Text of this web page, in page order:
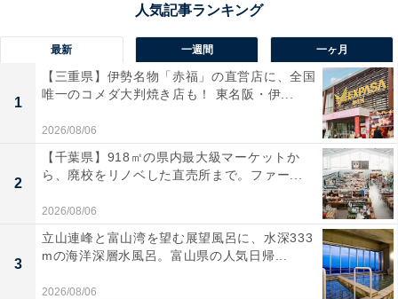
雨の日にあえておすすめしたい！ 東京スカイツリー(R)とその足元
「展望台が最大の見どころの東京スカイツリーに、なん
で雨の日に行く？」と思われそうですが、その足元には
最新 一週間 一ヶ月
1
【三重県】伊勢名物「赤福」の直営店に、全国
唯一のコメダ大判焼き店も！ 東名阪・伊...
2026/08/06
2
【千葉県】918㎡の県内最大級マーケットか
ら、廃校をリノベした直売所まで。ファー...
2026/08/06
3
立山連峰と富山湾を望む展望風呂に、水深333
mの海洋深層水風呂。富山県の人気日帰...
2026/08/06